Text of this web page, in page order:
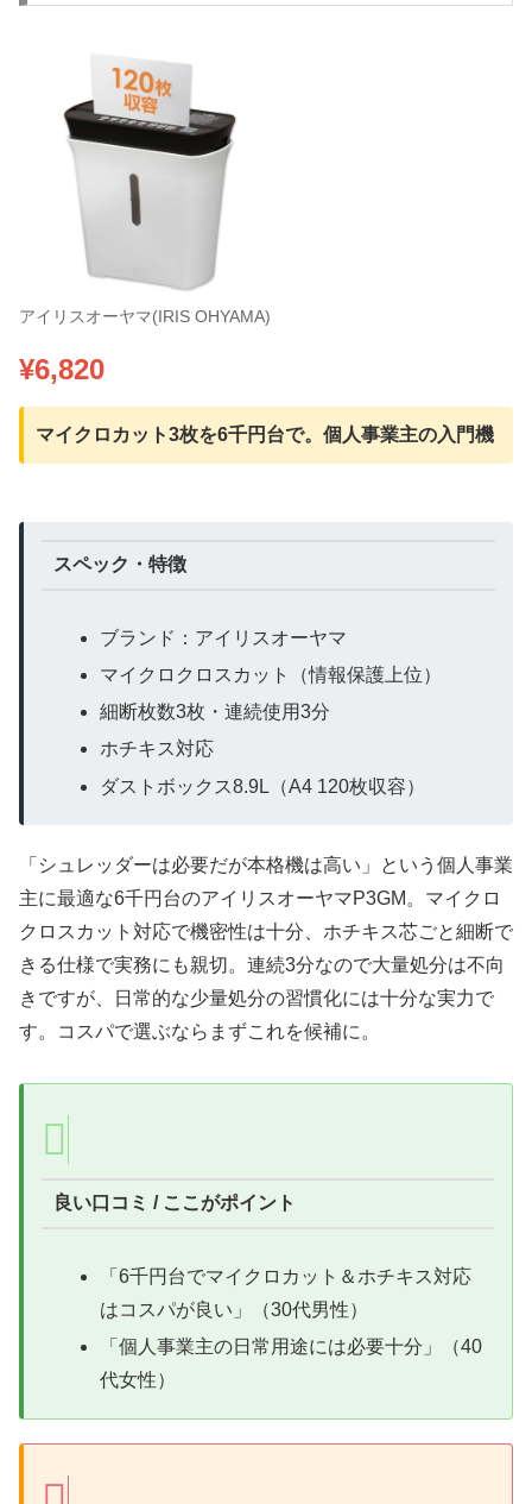
アイリスオーヤマ(IRIS OHYAMA)
¥6,820
マイクロカット3枚を6千円台で。個人事業主の入門機
スペック・特徴
ブランド：アイリスオーヤマ
マイクロクロスカット（情報保護上位）
細断枚数3枚・連続使用3分
ホチキス対応
ダストボックス8.9L（A4 120枚収容）
「シュレッダーは必要だが本格機は高い」という個人事業
主に最適な6千円台のアイリスオーヤマP3GM。マイクロ
クロスカット対応で機密性は十分、ホチキス芯ごと細断で
きる仕様で実務にも親切。連続3分なので大量処分は不向
きですが、日常的な少量処分の習慣化には十分な実力で
す。コスパで選ぶならまずこれを候補に。
良い口コミ / ここがポイント
「6千円台でマイクロカット＆ホチキス対応
はコスパが良い」（30代男性）
「個人事業主の日常用途には必要十分」（40
代女性）